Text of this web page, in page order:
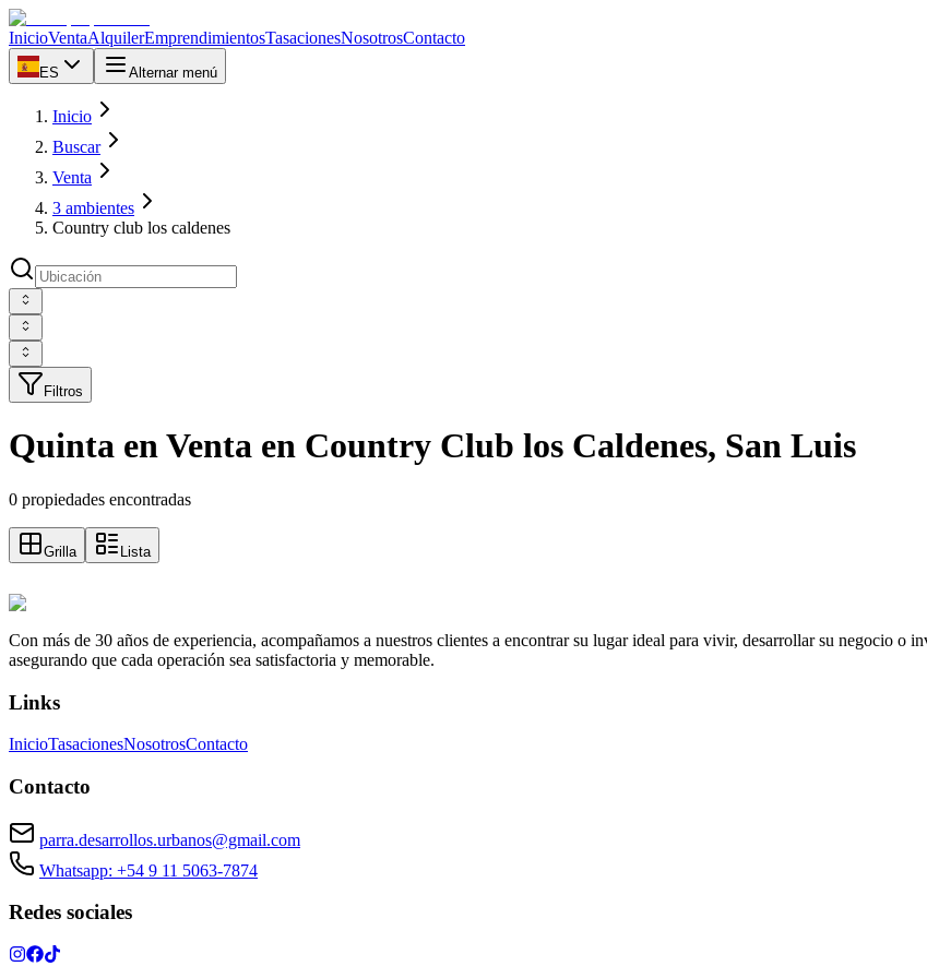
InicioVentaAlquilerEmprendimientosTasacionesNosotrosContacto
ES Alternar menú
Inicio
Buscar
Venta
3 ambientes
Country club los caldenes
Filtros
Quinta en Venta en Country Club los Caldenes, San Luis
0 propiedades encontradas
Grilla Lista
Con más de 30 años de experiencia, acompañamos a nuestros clientes a encontrar su lugar ideal para vivir, desarrollar su negocio
asegurando que cada operación sea satisfactoria y memorable.
Links
InicioTasacionesNosotrosContacto
Contacto
parra.desarrollos.urbanos@gmail.com
Whatsapp: +54 9 11 5063-7874
Redes sociales